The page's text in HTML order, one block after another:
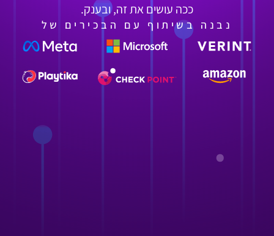
ככה עושים את זה, ובענק.
נבנה בשיתוף עם הבכירים של